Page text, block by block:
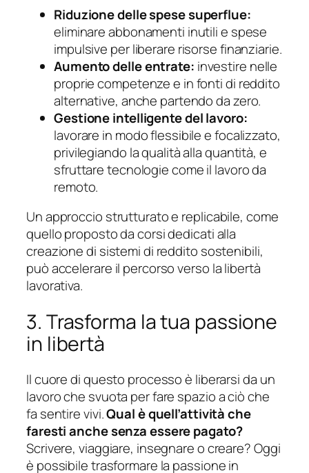
Riduzione delle spese superflue:
eliminare abbonamenti inutili e spese
impulsive per liberare risorse finanziarie.
Aumento delle entrate: investire nelle
proprie competenze e in fonti di reddito
alternative, anche partendo da zero.
Gestione intelligente del lavoro:
lavorare in modo flessibile e focalizzato,
privilegiando la qualità alla quantità, e
sfruttare tecnologie come il lavoro da
remoto.
Un approccio strutturato e replicabile, come
quello proposto da corsi dedicati alla
creazione di sistemi di reddito sostenibili,
può accelerare il percorso verso la libertà
lavorativa.
3. Trasforma la tua passione
in libertà
Il cuore di questo processo è liberarsi da un
lavoro che svuota per fare spazio a ciò che
fa sentire vivi.Qual è quell’attività che
faresti anche senza essere pagato?
Scrivere, viaggiare, insegnare o creare? Oggi
è possibile trasformare la passione in